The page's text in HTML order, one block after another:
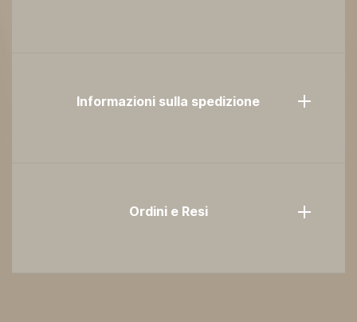
Informazioni sulla spedizione
Ordini e Resi